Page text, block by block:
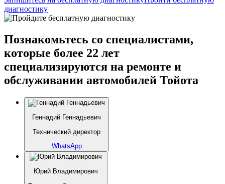
диагностику
Познакомьтесь со специалистами,
которые более 22 лет
специализируются на ремонте и
обслуживании автомобилей Тойота
Геннадий Геннадьевич
Технический директор
WhatsApp
Юрий Владимирович